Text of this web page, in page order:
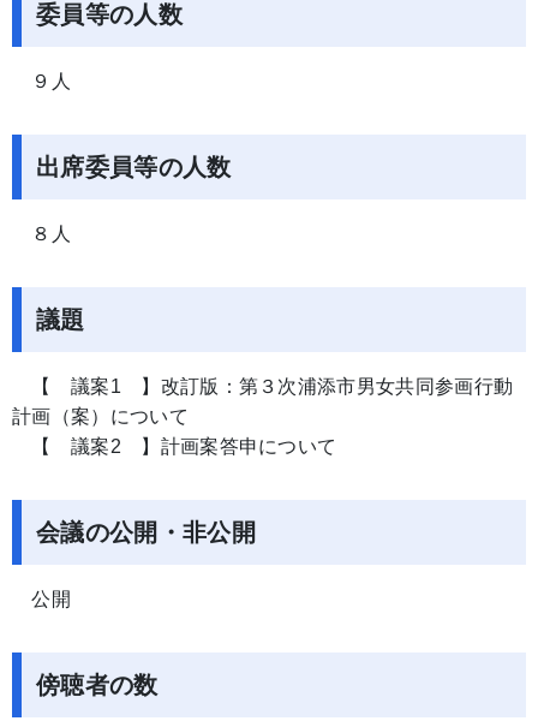
委員等の人数
９人
出席委員等の人数
８人
議題
【 議案1 】改訂版：第３次浦添市男女共同参画行動
計画（案）について
【 議案2 】計画案答申について
会議の公開・非公開
公開
傍聴者の数